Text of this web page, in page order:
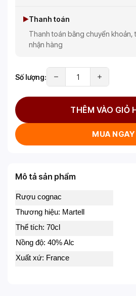
Thanh toán
Thanh toán bằng chuyển khoản,
nhận hàng
Số lượng:
THÊM VÀO GIỎ
MUA NGAY
Mô tả sản phẩm
Rượu cognac
Thương hiệu: Martell
Thể tích: 70cl
Nồng độ: 40% Alc
Xuất xứ: France